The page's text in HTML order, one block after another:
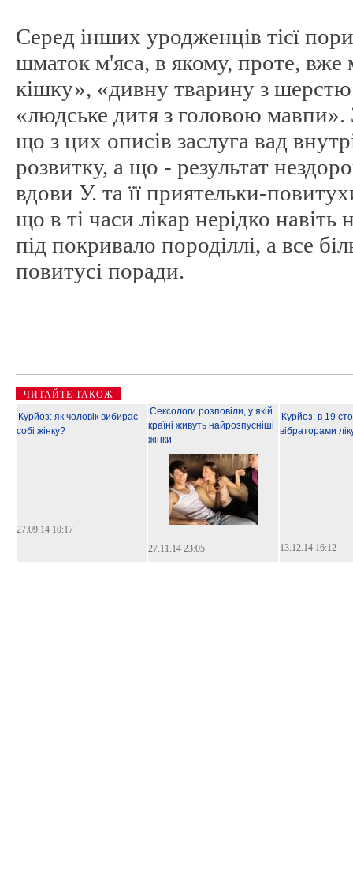
Серед інших уродженців тієї
шматок м'яса, в якому, проте, вже
кішку», «дивну тварину з шерстю
«людське дитя з головою мавпи».
що з цих описів заслуга вад
розвитку, а що - результат
вдови У. та її приятельки-
що в ті часи лікар нерідко навіть
під покривало породіллі, а все
повитусі поради.
ЧИТАЙТЕ ТАКОЖ
Курйоз: як чоловік вибирає
собі жінку?
27.09.14 10:17
Сексологи розповіли, у якій
країні живуть найрозпусніші
жінки
27.11.14 23:05
Курйоз: в 19
вібраторами
13.12.14 16:12